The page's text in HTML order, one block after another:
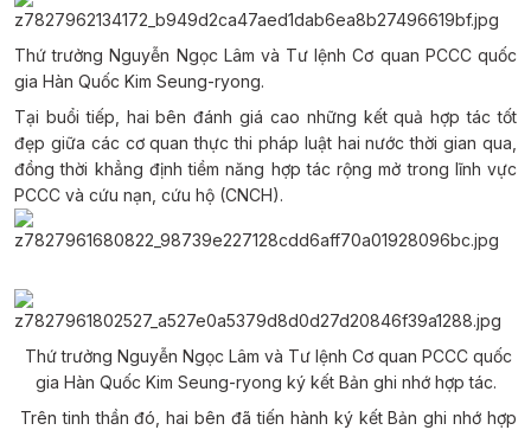
Thứ trưởng Nguyễn Ngọc Lâm và Tư lệnh Cơ quan PCCC quốc
gia Hàn Quốc Kim Seung-ryong.
Tại buổi tiếp, hai bên đánh giá cao những kết quả hợp tác tốt
đẹp giữa các cơ quan thực thi pháp luật hai nước thời gian qua,
đồng thời khẳng định tiềm năng hợp tác rộng mở trong lĩnh vực
PCCC và cứu nạn, cứu hộ (CNCH).
Thứ trưởng Nguyễn Ngọc Lâm và Tư lệnh Cơ quan PCCC quốc
gia Hàn Quốc Kim Seung-ryong ký kết Bản ghi nhớ hợp tác.
Trên tinh thần đó, hai bên đã tiến hành ký kết Bản ghi nhớ hợp